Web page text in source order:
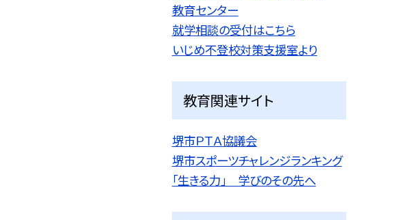
教育センター
就学相談の受付はこちら
いじめ不登校対策支援室より
教育関連サイト
堺市ＰＴＡ協議会
堺市スポーツチャレンジランキング
「生きる力」 学びのその先へ